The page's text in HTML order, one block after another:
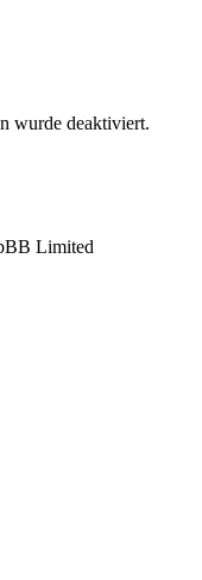
wurde deaktiviert.
Limited